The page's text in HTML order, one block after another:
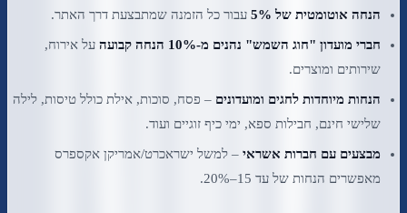
הנחה אוטומטית של 5% עבור כל הזמנה שמתבצעת דרך האתר.
חברי מועדון "חוג השמש" נהנים מ‑10% הנחה קבועה
על אירוח,
שירותים ומוצרים.
הנחות מיוחדות לחגים ומועדונים – פסח, סוכות, אילת כולל טיסות, לילה
שלישי חינם, חבילות ספא, ימי כיף זוגיים ועוד.
מבצעים עם חברות אשראי – למשל ישראכרט/אמריקן אקספרס
מאפשרים הנחות של עד 15–20%.